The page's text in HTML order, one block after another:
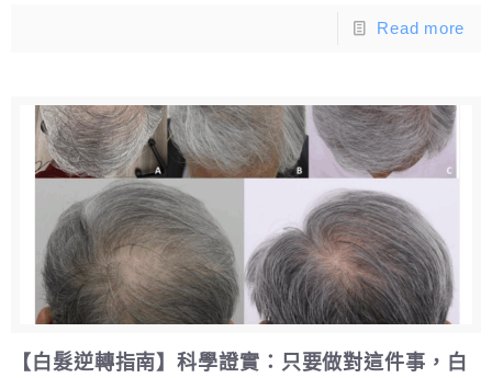
Read more
【白髮逆轉指南】科學證實：只要做對這件事，白